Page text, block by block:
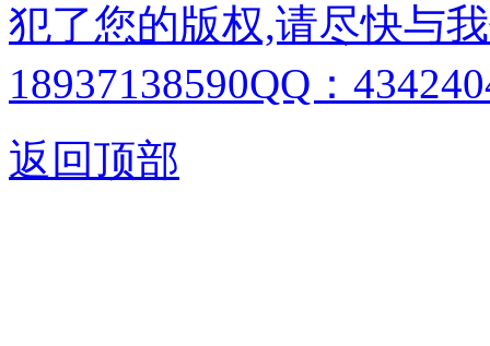
犯了您的版权,请尽快与
18937138590QQ：
返回顶部